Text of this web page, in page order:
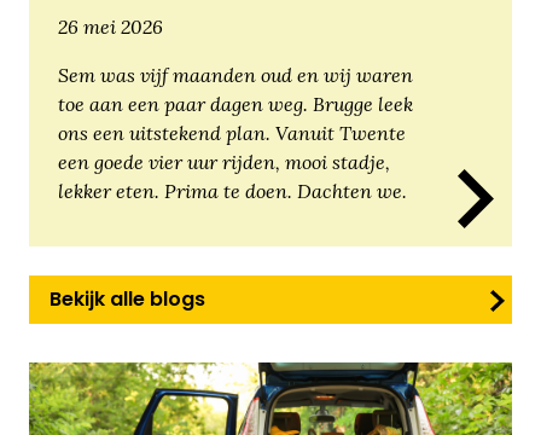
26 mei 2026
Sem was vijf maanden oud en wij waren
toe aan een paar dagen weg. Brugge leek
ons een uitstekend plan. Vanuit Twente
een goede vier uur rijden, mooi stadje,
lekker eten. Prima te doen. Dachten we.
Bekijk alle blogs